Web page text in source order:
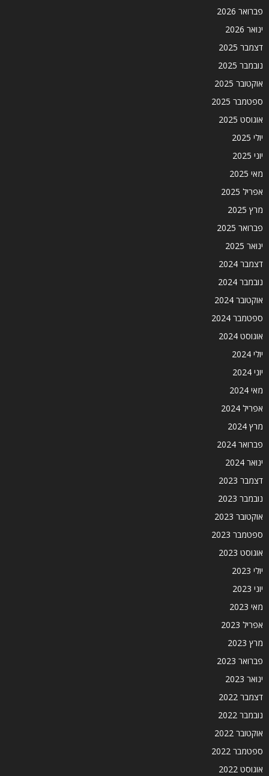
פברואר 2026
ינואר 2026
דצמבר 2025
נובמבר 2025
אוקטובר 2025
ספטמבר 2025
אוגוסט 2025
יולי 2025
יוני 2025
מאי 2025
אפריל 2025
מרץ 2025
פברואר 2025
ינואר 2025
דצמבר 2024
נובמבר 2024
אוקטובר 2024
ספטמבר 2024
אוגוסט 2024
יולי 2024
יוני 2024
מאי 2024
אפריל 2024
מרץ 2024
פברואר 2024
ינואר 2024
דצמבר 2023
נובמבר 2023
אוקטובר 2023
ספטמבר 2023
אוגוסט 2023
יולי 2023
יוני 2023
מאי 2023
אפריל 2023
מרץ 2023
פברואר 2023
ינואר 2023
דצמבר 2022
נובמבר 2022
אוקטובר 2022
ספטמבר 2022
אוגוסט 2022